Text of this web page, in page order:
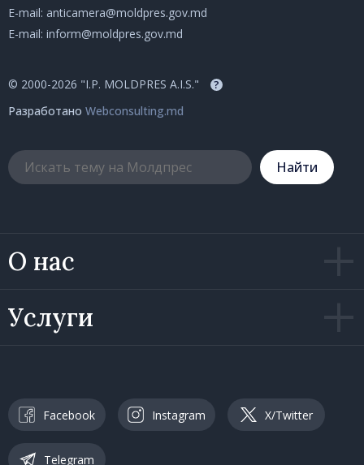
О нас
Услуги
E-mail: anticamera@moldpres.gov.md
E-mail: inform@moldpres.gov.md
© 2000-2026 "I.P. MOLDPRES A.I.S." ?
Разработано Webconsulting.md
Hайти
Facebook Instagram X/Twitter
Telegram